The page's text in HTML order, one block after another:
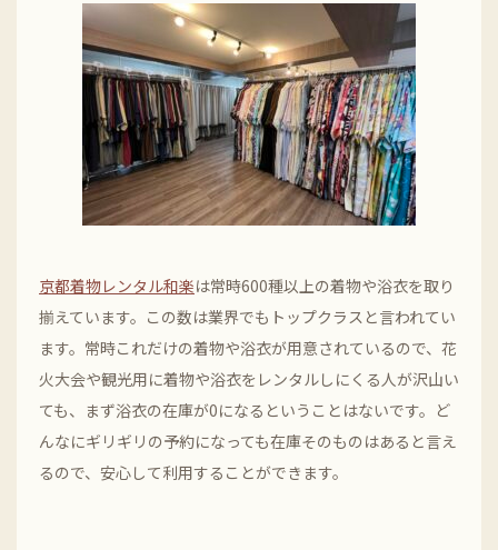
京都着物レンタル和楽は常時600種以上の着物や浴衣を取り
揃えています。この数は業界でもトップクラスと言われてい
ます。常時これだけの着物や浴衣が用意されているので、花
火大会や観光用に着物や浴衣をレンタルしにくる人が沢山い
ても、まず浴衣の在庫が0になるということはないです。ど
んなにギリギリの予約になっても在庫そのものはあると言え
るので、安心して利用することができます。